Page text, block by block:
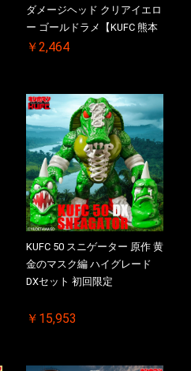
ダメージヘッド クリアイエロ
ー ゴールドラメ【KUFC 熊本
応援プロジェクト】対象商品
￥2,464
KUFC 50 スニゲーター 原作 黄
金のマスク編 ハイグレード
DXセット 初回限定
￥15,953